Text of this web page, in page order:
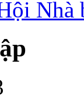
Nhà